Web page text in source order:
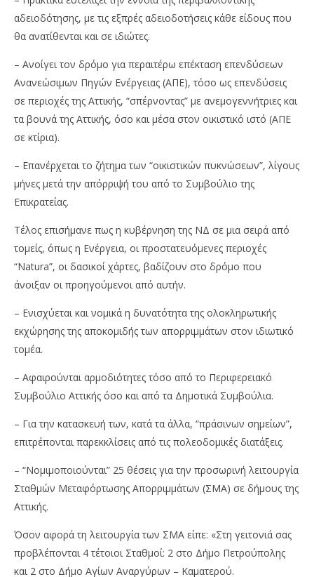
αδειοδότησης, με τις εξπρές αδειοδοτήσεις κάθε είδους που
θα ανατίθενται και σε ιδιώτες.
– Ανοίγει τον δρόμο για περαιτέρω επέκταση επενδύσεων
Ανανεώσιμων Πηγών Ενέργειας (ΑΠΕ), τόσο ως επενδύσεις
σε περιοχές της Αττικής, “σπέρνοντας” με ανεμογεννήτριες και
τα βουνά της Αττικής, όσο και μέσα στον οικιστικό ιστό (ΑΠΕ
σε κτίρια).
– Επανέρχεται το ζήτημα των “οικιστικών πυκνώσεων”, λίγους
μήνες μετά την απόρριψή του από το Συμβούλιο της
Επικρατείας.
Τέλος επισήμανε πως η κυβέρνηση της ΝΔ σε μια σειρά από
τομείς, όπως η Ενέργεια, οι προστατευόμενες περιοχές
“Νatura”, οι δασικοί χάρτες, βαδίζουν στο δρόμο που
άνοιξαν οι προηγούμενοι από αυτήν.
– Ενισχύεται και νομικά η δυνατότητα της ολοκληρωτικής
εκχώρησης της αποκομιδής των απορριμμάτων στον ιδιωτικό
τομέα.
– Αφαιρούνται αρμοδιότητες τόσο από το Περιφερειακό
Συμβούλιο Αττικής όσο και από τα Δημοτικά Συμβούλια.
– Για την κατασκευή των, κατά τα άλλα, “πράσινων σημείων”,
επιτρέπονται παρεκκλίσεις από τις πολεοδομικές διατάξεις.
– “Νομιμοποιούνται” 25 θέσεις για την προσωρινή λειτουργία
Σταθμών Μεταφόρτωσης Απορριμμάτων (ΣΜΑ) σε δήμους της
Αττικής.
Όσον αφορά τη λειτουργία των ΣΜΑ είπε: «Στη γειτονιά σας
προβλέπονται 4 τέτοιοι Σταθμοί: 2 στο Δήμο Πετρούπολης
και 2 στο Δήμο Αγίων Αναργύρων – Καματερού.